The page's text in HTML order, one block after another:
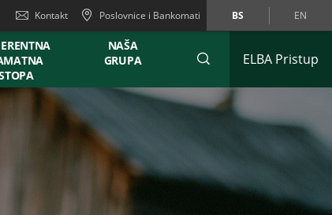
Kontakt Poslovnice i Bankomati BS EN
NAŠA
GRUPA
ELBA Pristup